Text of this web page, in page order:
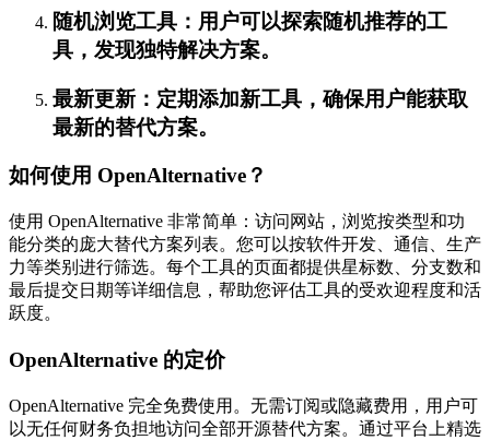
随机浏览工具：用户可以探索随机推荐的工
具，发现独特解决方案。
最新更新：定期添加新工具，确保用户能获取
最新的替代方案。
如何使用 OpenAlternative？
使用 OpenAlternative 非常简单：访问网站，浏览按类型和功
能分类的庞大替代方案列表。您可以按软件开发、通信、生产
力等类别进行筛选。每个工具的页面都提供星标数、分支数和
最后提交日期等详细信息，帮助您评估工具的受欢迎程度和活
跃度。
OpenAlternative 的定价
OpenAlternative 完全免费使用。无需订阅或隐藏费用，用户可
以无任何财务负担地访问全部开源替代方案。通过平台上精选